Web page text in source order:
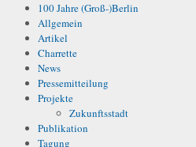
100 Jahre (Groß-)Berlin
Allgemein
Artikel
Charrette
News
Pressemitteilung
Projekte
Zukunftsstadt
Publikation
Tagung